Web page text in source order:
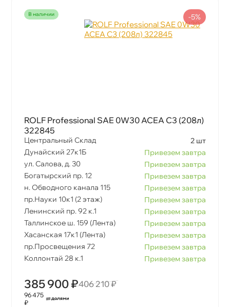
наличии
ROLF Professional SAE 0W30 ACEA C3 (208л)
322845
Центральный Склад
2 шт
Дунайский 27к1Б
Привезем завтра
ул. Салова, д. 30
Привезем завтра
Богатырский пр. 12
Привезем завтра
н. Обводного канала 115
Привезем завтра
пр.Науки 10к1 (2 этаж)
Привезем завтра
Ленинский пр. 92 к.1
Привезем завтра
Таллинское ш. 159 (Лента)
Привезем завтра
Хасанская 17к1 (Лента)
Привезем завтра
пр.Просвещения 72
Привезем завтра
Коллонтай 28 к.1
Привезем завтра
385 900 ₽406 210 ₽
-5%
96 475
₽